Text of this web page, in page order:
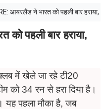
आयरलैंड ने भारत को पहली बार
पहली बार हराया,
में खेले जा रहे टी20
को 34 रन से हरा दिया है।
पहला मौका है, जब